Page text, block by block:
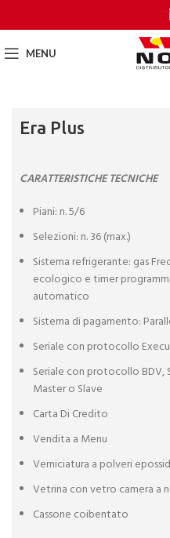
MENU
Era Plus
CARATTERISTICHE TECNICHE
Piani: n. 5/6
Selezioni: n. 36 (max.)
Sistema refrigerante: gas
ecologico e timer
automatico
Sistema di pagamento:
Seriale con protocollo
Seriale con protocollo
Master o Slave
Carta Di Credito
Vendita a Menu
Verniciatura a polveri
Vetrina con vetro camera a
Cassone coibentato